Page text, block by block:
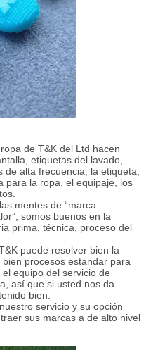
de T&K del Ltd hacen
etiquetas del lavado,
de alta frecuencia, la etiqueta,
para la ropa, el equipaje, los
mentes de “marca
somos buenos en la
prima, técnica, proceso del
puede resolver bien la
procesos estándar para
equipo del servicio de
así que si usted nos da
bien.
servicio y su opción
sus marcas a de alto nivel